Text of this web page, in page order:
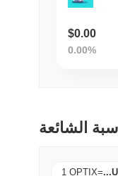
$0.00
0.00%
الشائعة
1 OPTIX=...